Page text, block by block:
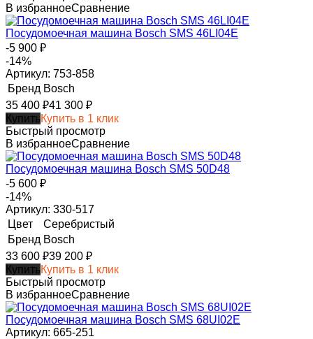
В избранноеСравнение
Посудомоечная машина Bosch SMS 46LI04E
-5 900 ₽
-14%
Артикул: 753-858
Бренд Bosch
35 400 ₽41 300 ₽
КупитьКупить в 1 клик
Быстрый просмотр
В избранноеСравнение
Посудомоечная машина Bosch SMS 50D48
-5 600 ₽
-14%
Артикул: 330-517
Цвет
Серебристый
Бренд Bosch
33 600 ₽39 200 ₽
КупитьКупить в 1 клик
Быстрый просмотр
В избранноеСравнение
Посудомоечная машина Bosch SMS 68UI02E
Артикул: 665-251